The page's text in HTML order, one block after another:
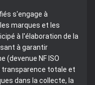
s'engage à
marques et les
à l'élaboration de la
à garantir
(devenue NF ISO
transparence totale et
dans la collecte, la